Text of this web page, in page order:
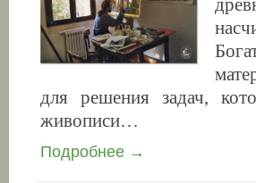
для решения задач,
живописи…
Подробнее →